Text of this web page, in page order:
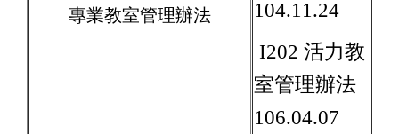
專業教室管理辦法
104.11.24
I202 活力教
室管理辦法
106.04.07